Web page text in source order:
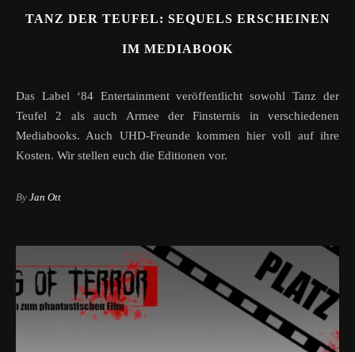
TANZ DER TEUFEL: SEQUELS ERSCHEINEN
IM MEDIABOOK
Das Label ‘84 Entertainment veröffentlicht sowohl Tanz der
Teufel 2 als auch Armee der Finsternis in verschiedenen
Mediabooks. Auch UHD-Freunde kommen hier voll auf ihre
Kosten. Wir stellen euch die Editionen vor.
By Jan Ott